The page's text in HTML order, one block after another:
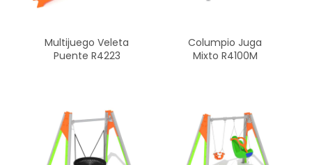
Multijuego Veleta
Puente R4223
Columpio Juga
Mixto R4100M